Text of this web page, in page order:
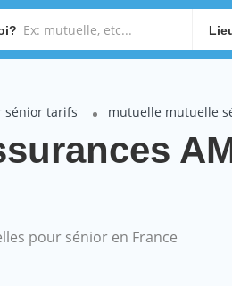
sénior tarifs mutuelle mutuelle
pour sénior en France